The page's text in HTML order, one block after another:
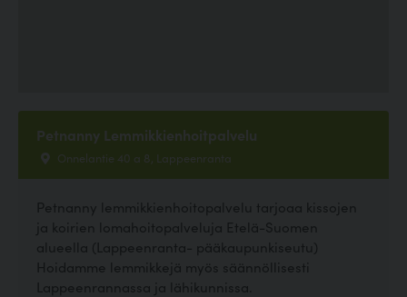
Petnanny Lemmikkienhoitpalvelu
Onnelantie 40 a 8, Lappeenranta
Petnanny lemmikkienhoitopalvelu tarjoaa kissojen
ja koirien lomahoitopalveluja Etelä-Suomen
alueella (Lappeenranta- pääkaupunkiseutu)
Hoidamme lemmikkejä myös säännöllisesti
Lappeenrannassa ja lähikunnissa.